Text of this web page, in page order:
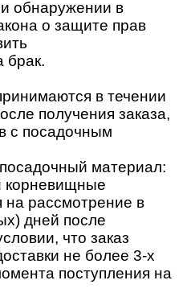
обнаружении в
о защите прав
брак.
в течении
получения заказа,
с посадочным
материал:
корневищные
на рассмотрение в
дней после
что заказ
не более 3-х
поступления на